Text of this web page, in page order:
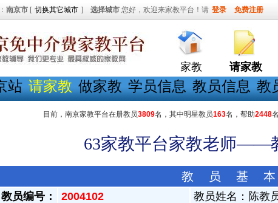
南京市 [ 切换其它城市 ] 选择城市 您好，欢迎来家教平台！请 登录 免费注册
家教 请家教
站 请家教 做家教 学员信息 教员信息 教
目前，南京家教平台在册教员3809名，其中明星教员163名，帮助2448
63家教平台家教老师——
教 员 基
教员编号： 2004102 教员姓名： 陈教